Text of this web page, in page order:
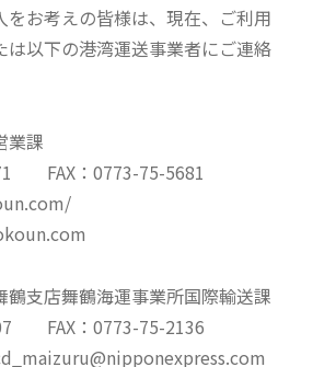
をお考えの皆様は、現在、ご利用
は以下の港湾運送事業者にご連絡
業課
FAX：0773-75-5681
支店舞鶴海運事業所国際輸送課
FAX：0773-75-2136